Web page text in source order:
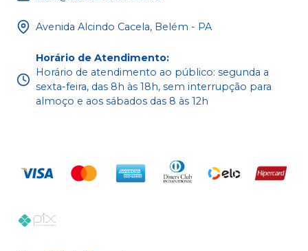
Avenida Alcindo Cacela, Belém - PA
Horário de Atendimento:
Horário de atendimento ao público: segunda a
sexta-feira, das 8h às 18h, sem interrupção para
almoço e aos sábados das 8 às 12h